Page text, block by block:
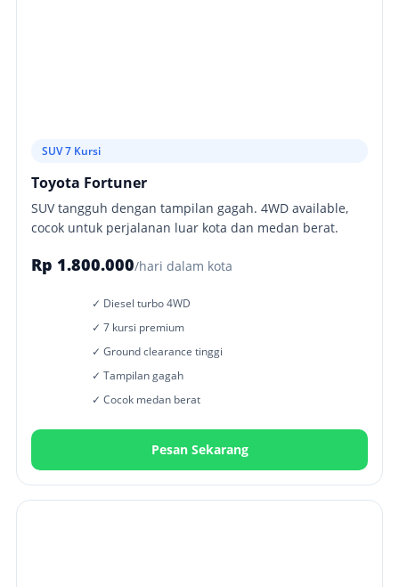
SUV 7 Kursi
Toyota Fortuner
SUV tangguh dengan tampilan gagah. 4WD available,
cocok untuk perjalanan luar kota dan medan berat.
Rp 1.800.000/hari dalam kota
✓ Diesel turbo 4WD
✓ 7 kursi premium
✓ Ground clearance tinggi
✓ Tampilan gagah
✓ Cocok medan berat
Pesan Sekarang